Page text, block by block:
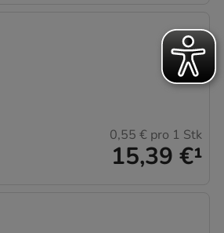
15,39 €¹
0,55 € pro 1 Stk